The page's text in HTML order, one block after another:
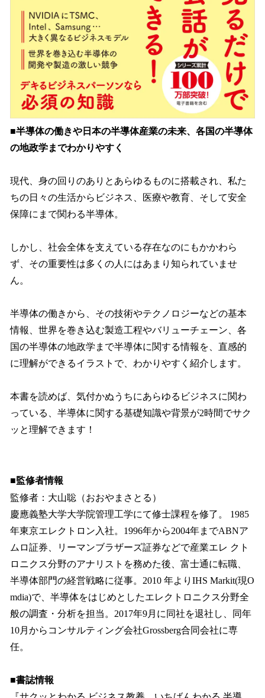
■半導体の働きや日本の半導体産業の未来、各国の半導体
の地政学までわかりやすく
現代、身の回りのありとあらゆるものに搭載され、私た
ちの日々の生活からビジネス、医療や教育、そして安全
保障にまで関わる半導体。
しかし、社会全体を支えている存在なのにもかかわら
ず、その重要性は多くの人にはあまり知られていませ
ん。
半導体の働きから、その技術やテクノロジーなどの基本
情報、世界を巻き込む製造工程やバリューチェーン、各
国の半導体の地政学まで半導体に関する情報を、直感的
に理解ができるイラストで、わかりやすく紹介します。
本書を読めば、気付かぬうちにあらゆるビジネスに関わ
っている、半導体に関する基礎知識や背景が2時間でサク
ッと理解できます！
■監修者情報
監修者：大山聡（おおやまさとる）
慶應義塾大学大学院管理工学にて修士課程を修了。 1985
年東京エレクトロン入社。1996年から2004年までABNア
ムロ証券、リーマンブラザーズ証券などで産業エレ クト
ロニクス分野のアナリストを務めた後、富士通に転職、
半導体部門の経営戦略に従事。2010 年よりIHS Markit(現O
mdia)で、半導体をはじめとしたエレクトロニクス分野全
般の調査・分析を担当。2017年9月に同社を退社し、同年
10月からコンサルティング会社Grossberg合同会社に専
任。
■書誌情報